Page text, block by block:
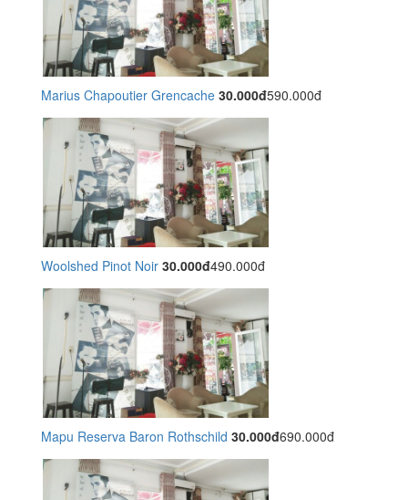
Marius Chapoutier Grencache 30.000đ590.000đ
Woolshed Pinot Noir 30.000đ490.000đ
Mapu Reserva Baron Rothschild 30.000đ690.000đ